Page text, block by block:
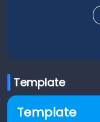
Template
Template